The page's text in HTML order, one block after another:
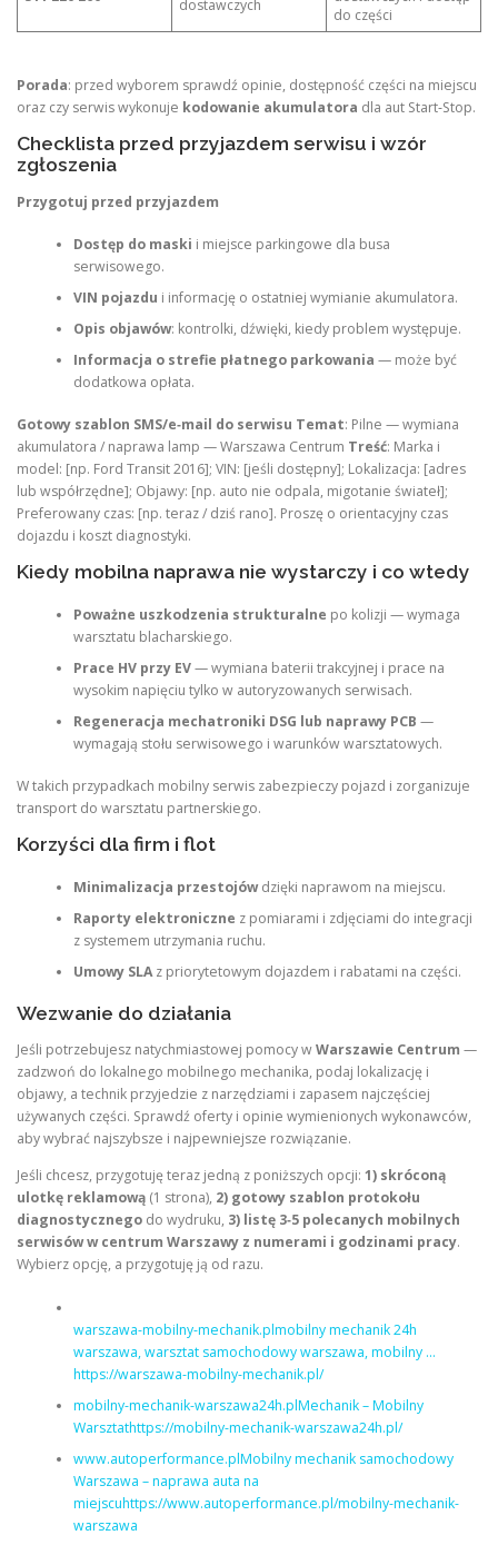
dostawczych
do części
Porada: przed wyborem sprawdź opinie, dostępność części na miejscu
oraz czy serwis wykonuje kodowanie akumulatora dla aut Start‑Stop.
Checklista przed przyjazdem serwisu i wzór
zgłoszenia
Przygotuj przed przyjazdem
Dostęp do maski i miejsce parkingowe dla busa
serwisowego.
VIN pojazdu i informację o ostatniej wymianie akumulatora.
Opis objawów: kontrolki, dźwięki, kiedy problem występuje.
Informacja o strefie płatnego parkowania — może być
dodatkowa opłata.
Gotowy szablon SMS/e‑mail do serwisu Temat: Pilne — wymiana
akumulatora / naprawa lamp — Warszawa Centrum Treść: Marka i
model: [np. Ford Transit 2016]; VIN: [jeśli dostępny]; Lokalizacja: [adres
lub współrzędne]; Objawy: [np. auto nie odpala, migotanie świateł];
Preferowany czas: [np. teraz / dziś rano]. Proszę o orientacyjny czas
dojazdu i koszt diagnostyki.
Kiedy mobilna naprawa nie wystarczy i co wtedy
Poważne uszkodzenia strukturalne po kolizji — wymaga
warsztatu blacharskiego.
Prace HV przy EV— wymiana baterii trakcyjnej i prace na
wysokim napięciu tylko w autoryzowanych serwisach.
Regeneracja mechatroniki DSG lub naprawy PCB —
wymagają stołu serwisowego i warunków warsztatowych.
W takich przypadkach mobilny serwis zabezpieczy pojazd i zorganizuje
transport do warsztatu partnerskiego.
Korzyści dla firm i flot
Minimalizacja przestojówdzięki naprawom na miejscu.
Raporty elektroniczne z pomiarami i zdjęciami do integracji
z systemem utrzymania ruchu.
Umowy SLAz priorytetowym dojazdem i rabatami na części.
Wezwanie do działania
Jeśli potrzebujesz natychmiastowej pomocy wWarszawie Centrum —
zadzwoń do lokalnego mobilnego mechanika, podaj lokalizację i
objawy, a technik przyjedzie z narzędziami i zapasem najczęściej
używanych części. Sprawdź oferty i opinie wymienionych wykonawców,
aby wybrać najszybsze i najpewniejsze rozwiązanie.
Jeśli chcesz, przygotuję teraz jedną z poniższych opcji: 1) skróconą
ulotkę reklamową (1 strona), 2) gotowy szablon protokołu
diagnostycznego do wydruku, 3) listę 3‑5 polecanych mobilnych
serwisów w centrum Warszawy z numerami i godzinami pracy.
Wybierz opcję, a przygotuję ją od razu.
warszawa-mobilny-mechanik.plmobilny mechanik 24h
warszawa, warsztat samochodowy warszawa, mobilny …
https://warszawa-mobilny-mechanik.pl/
mobilny-mechanik-warszawa24h.plMechanik – Mobilny
Warsztathttps://mobilny-mechanik-warszawa24h.pl/
www.autoperformance.plMobilny mechanik samochodowy
Warszawa – naprawa auta na
miejscuhttps://www.autoperformance.pl/mobilny-mechanik-
warszawa